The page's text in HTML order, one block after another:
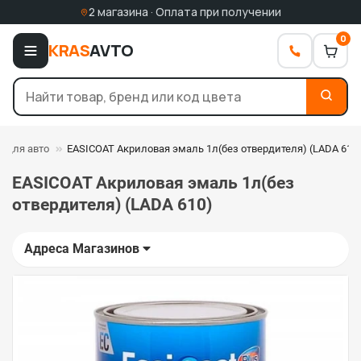
2 магазина · Оплата при получении
KRASAVTO
0
для авто EASICOAT Акриловая эмаль 1л(без отвердителя) (LADA 610)
EASICOAT Акриловая эмаль 1л(без
отвердителя) (LADA 610)
Адреса Магазинов